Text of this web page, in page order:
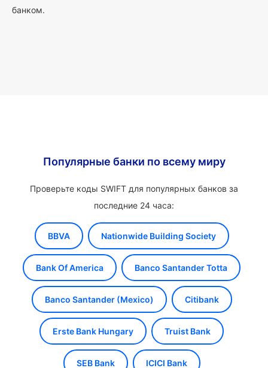
банком.
Популярные банки по всему миру
Проверьте коды SWIFT для популярных банков за
последние 24 часа:
BBVA Nationwide Building Society
Bank Of America Banco Santander Totta
Banco Santander (Mexico) Citibank
Erste Bank Hungary Truist Bank
SEB Bank ICICI Bank